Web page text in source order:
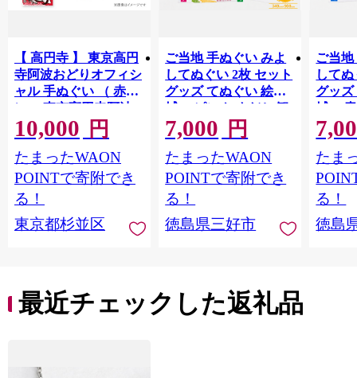
【 高円寺 】 東京高円
寺阿波おどりオフィシ
ャル 手ぬぐい （ 赤
）・ 東京高円寺阿波
おどりオフィシャル
ショッパーバッグ セ
ット 【2026年版】 描
き下ろし 書き下ろし
限定デザイン アート
ワーク オリジナルグ
ッズ
10,000 円
たまったWAON
POINTで寄附でき
る！
東京都杉並区
ご当地 手ぬぐい みよ
してぬぐい 2枚 セット
グッズ てぬぐい 絵手
拭い ピンク すだち 観
光 景色 かずら橋 落合
集落 古民家 大歩危峡
百年蔵 阿波池田たば
こ資料館 阿波池田本
町通り いけだ阿波お
どり お土産 日用品 フ
ァッション おしゃれ
7,000 円
たまったWAON
POINTで寄附でき
る！
徳島県三好市
ご当
して
グッ
拭い
色 か
古民家
蔵 阿
料館
り い
お土産
ション
たま
る！
徳島
最近チェックした返礼品